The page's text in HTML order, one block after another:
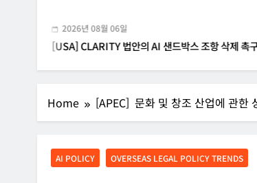
2026년 08월 06일
CLARITY 법안의 AI 샌드박스 조항 삭제 촉구
Home [APEC] 문화 및 창조 산업에 관한
AI POLICY OVERSEAS LEGAL POLICY TRENDS